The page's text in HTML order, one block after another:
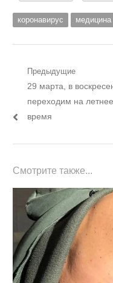
коронавирус медицина
Навигация
записям
Предыдущие
Предыдущий
пост:
29 марта, в
переходим на летнее
время
Смотрите также...